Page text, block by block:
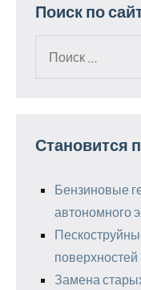
Поиск по
Становится
Бензиновые
автономного
поверхностей
Замена